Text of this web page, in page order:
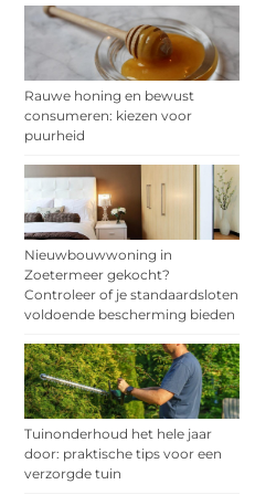
Rauwe honing en bewust
consumeren: kiezen voor
puurheid
Nieuwbouwwoning in
Zoetermeer gekocht?
Controleer of je standaardsloten
voldoende bescherming bieden
Tuinonderhoud het hele jaar
door: praktische tips voor een
verzorgde tuin